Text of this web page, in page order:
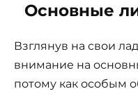
Основные
Взглянув на свои
внимание на
потому как особым